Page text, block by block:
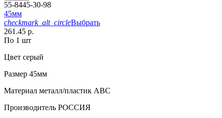
55-8445-30-98
45мм
checkmark_alt_circleВыбрать
261.45 р.
По 1 шт
Цвет серый
Размер 45мм
Материал металл/пластик АВС
Производитель РОССИЯ